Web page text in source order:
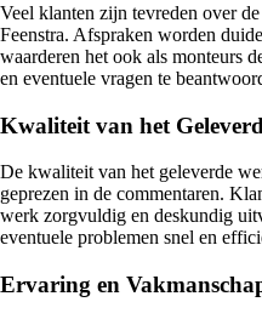
Veel klanten zijn tevreden over
Feenstra. Afspraken worden
waarderen het ook als monteurs
en eventuele vragen te
Kwaliteit van het
De kwaliteit van het geleverde
geprezen in de commentaren.
werk zorgvuldig en deskundig
eventuele problemen snel en
Ervaring en